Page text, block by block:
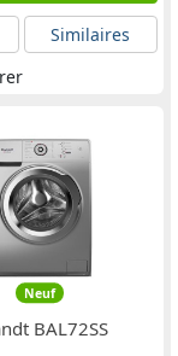
Similaires
Neuf
BAL72SS